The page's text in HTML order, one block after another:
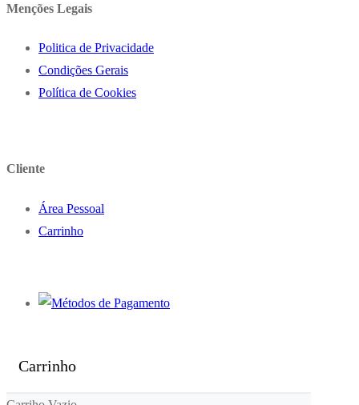
Menções Legais
Politica de Privacidade
Condições Gerais
Política de Cookies
Cliente
Área Pessoal
Carrinho
Carrinho